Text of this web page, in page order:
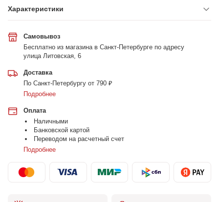
Характеристики
Самовывоз
Бесплатно из магазина в Санкт-Петербурге по адресу
улица Литовская, 6
Доставка
По Санкт-Петербургу от 790 ₽
Подробнее
Оплата
Наличными
Банковской картой
Переводом на расчетный счет
Подробнее